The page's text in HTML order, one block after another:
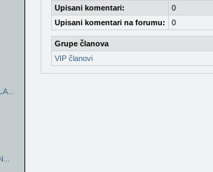
Upisani komentari:
0
Upisani komentari na forumu:
0
Grupe članova
VIP članovi